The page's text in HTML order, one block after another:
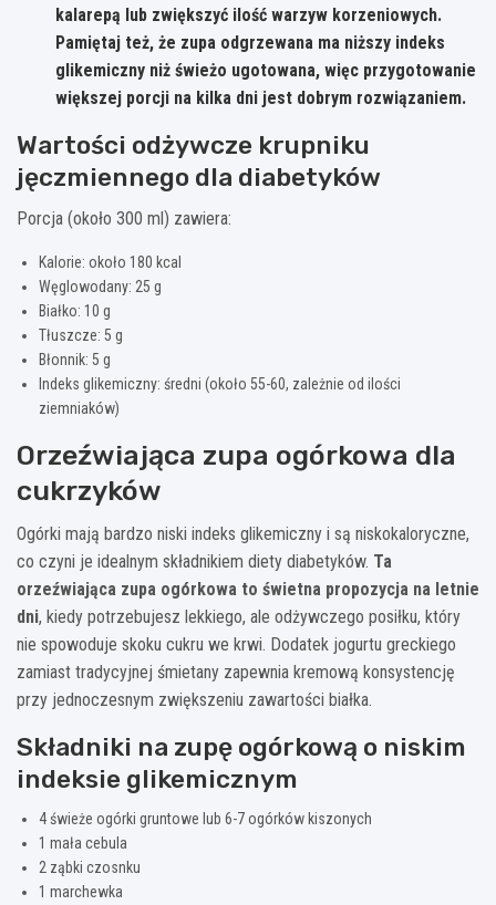
kalarepą lub zwiększyć ilość warzyw korzeniowych.
Pamiętaj też, że zupa odgrzewana ma niższy indeks
glikemiczny niż świeżo ugotowana, więc przygotowanie
większej porcji na kilka dni jest dobrym rozwiązaniem.
Wartości odżywcze krupniku
jęczmiennego dla diabetyków
Porcja (około 300 ml) zawiera:
Kalorie: około 180 kcal
Węglowodany: 25 g
Białko: 10 g
Tłuszcze: 5 g
Błonnik: 5 g
Indeks glikemiczny: średni (około 55-60, zależnie od ilości
ziemniaków)
Orzeźwiająca zupa ogórkowa dla
cukrzyków
Ogórki mają bardzo niski indeks glikemiczny i są niskokaloryczne,
co czyni je idealnym składnikiem diety diabetyków. Ta
orzeźwiająca zupa ogórkowa to świetna propozycja na letnie
dni, kiedy potrzebujesz lekkiego, ale odżywczego posiłku, który
nie spowoduje skoku cukru we krwi. Dodatek jogurtu greckiego
zamiast tradycyjnej śmietany zapewnia kremową konsystencję
przy jednoczesnym zwiększeniu zawartości białka.
Składniki na zupę ogórkową o niskim
indeksie glikemicznym
4 świeże ogórki gruntowe lub 6-7 ogórków kiszonych
1 mała cebula
2 ząbki czosnku
1 marchewka